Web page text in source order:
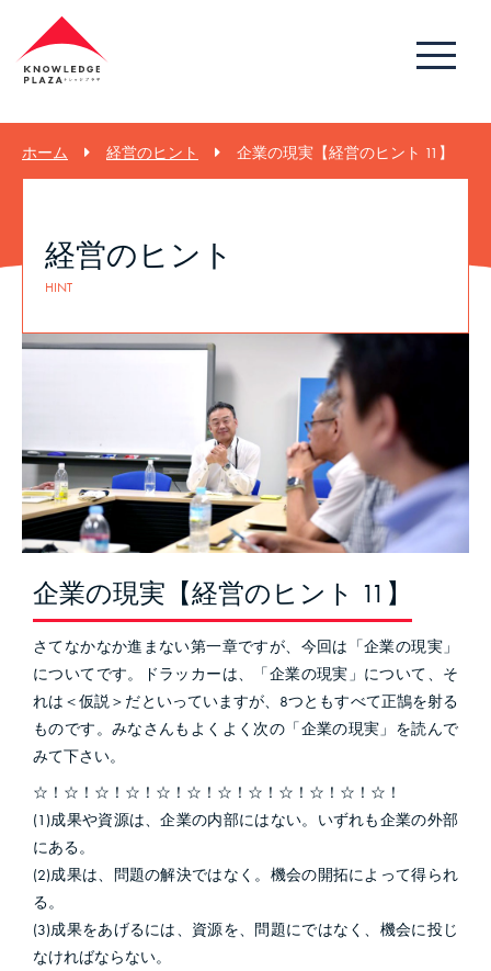
ホーム 経営のヒント 企業の現実【経営のヒント 11】
経営のヒント
HINT
企業の現実【経営のヒント 11】
さてなかなか進まない第一章ですが、今回は「企業の現実」
についてです。ドラッカーは、「企業の現実」について、そ
れは＜仮説＞だといっていますが、8つともすべて正鵠を射る
ものです。みなさんもよくよく次の「企業の現実」を読んで
みて下さい。
☆！☆！☆！☆！☆！☆！☆！☆！☆！☆！☆！☆！
(1)成果や資源は、企業の内部にはない。いずれも企業の外部
にある。
(2)成果は、問題の解決ではなく。機会の開拓によって得られ
る。
(3)成果をあげるには、資源を、問題にではなく、機会に投じ
なければならない。